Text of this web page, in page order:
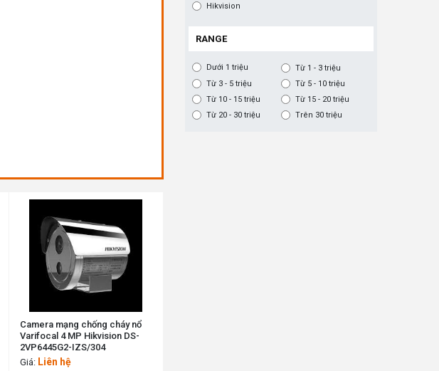
Camera mạng chống cháy nổ
Varifocal 4 MP Hikvision DS-
2VP6445G2-IZS/304
Giá: Liên hệ
Hikvision
RANGE
Dưới 1 triệu
Từ 1 - 3 triệu
Từ 3 - 5 triệu
Từ 5 - 10 triệu
Từ 10 - 15 triệu
Từ 15 - 20 triệu
Từ 20 - 30 triệu
Trên 30 triệu